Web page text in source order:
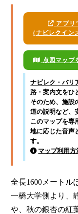
アプリ
(ナビレクイン
点図マップ
ナビレク・バリ
路・案内文をひ
そのため、施設
道の説明など、
このマップを専
地に応じた音声
す。
マップ利用方
全長1600メートル
一橋大学側より、
や、秋の銀杏の紅